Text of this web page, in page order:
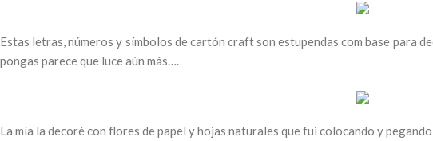
Estas letras, números y símbolos de cartón craft son estupendas com base para
pongas parece que luce aún más….
La mía la decoré con flores de papel y hojas naturales que fui colocando y